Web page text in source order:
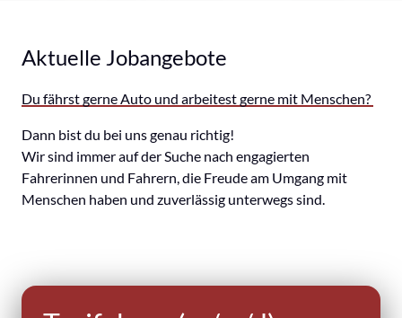
Aktuelle Jobangebote
Du fährst gerne Auto und arbeitest gerne mit Menschen?
Dann bist du bei uns genau richtig!
Wir sind immer auf der Suche nach engagierten
Fahrerinnen und Fahrern, die Freude am Umgang mit
Menschen haben und zuverlässig unterwegs sind.